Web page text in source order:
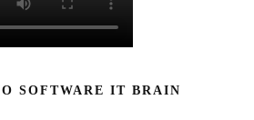
SOFTWARE IT BRAIN